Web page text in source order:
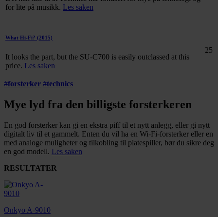
for lite på musikk. Les saken
What Hi-Fi? (2015)
It looks the part, but the SU-C700 is easily outclassed at this
price. Les saken
25
#forsterker #technics
Mye lyd fra den billigste forsterkeren
En god forsterker kan gi en ekstra piff til et nytt anlegg, eller gi nytt
digitalt liv til et gammelt. Enten du vil ha en Wi-Fi-forsterker eller en
med analoge muligheter og tilkobling til platespiller, bør du sikre deg
en god modell. Les saken
RESULTATER
Onkyo A-9010